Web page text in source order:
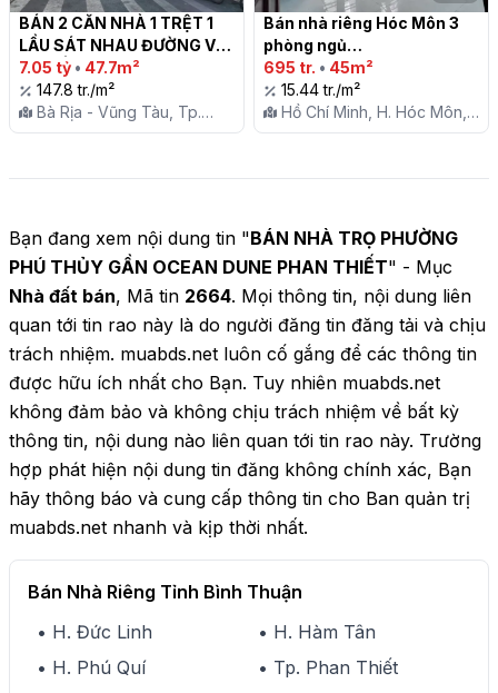
BÁN 2 CĂN NHÀ 1 TRỆT 1
LẦU SÁT NHAU ĐƯỜNG VĨA
HÈ ĐỐI DIỆN TRƯỜNG HỌC
ĐINH TIÊN HOÀNG, P
THẮNG TAM, TPVT
7.05 tỷ • 47.7m²
147.8 tr./m²
Bà Rịa - Vũng Tàu, Tp.
Vũng Tàu, P. Thắng Tam
Bán nhà riêng Hóc Môn 3
phòng ngủ
695 tr. • 45m²
15.44 tr./m²
Hồ Chí Minh, H. Hóc Môn,
Tt. Hóc Môn
Bạn đang xem nội dung tin "BÁN NHÀ TRỌ PHƯỜNG
PHÚ THỦY GẦN OCEAN DUNE PHAN THIẾT" - Mục
Nhà đất bán, Mã tin 2664. Mọi thông tin, nội dung liên
quan tới tin rao này là do người đăng tin đăng tải và chịu
trách nhiệm. muabds.net luôn cố gắng để các thông tin
được hữu ích nhất cho Bạn. Tuy nhiên muabds.net
không đảm bảo và không chịu trách nhiệm về bất kỳ
thông tin, nội dung nào liên quan tới tin rao này. Trường
hợp phát hiện nội dung tin đăng không chính xác, Bạn
hãy thông báo và cung cấp thông tin cho Ban quản trị
muabds.net nhanh và kịp thời nhất.
Bán Nhà Riêng Tỉnh Bình Thuận
• H. Đức Linh
• H. Hàm Tân
• H. Phú Quí
• Tp. Phan Thiết